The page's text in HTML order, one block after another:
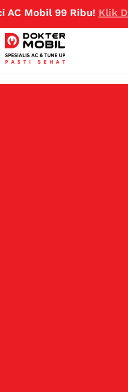
Mobil 99 Ribu!Klik Disini